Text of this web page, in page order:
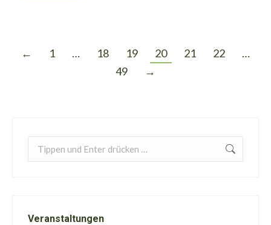
← 1 … 18 19 20 21 22
…
49
→
Search:
Veranstaltungen